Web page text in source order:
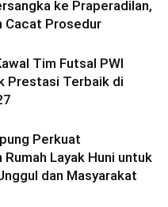
ke Praperadilan,
Cacat Prosedur
Tim Futsal PWI
Prestasi Terbaik di
Perkuat
Rumah Layak Huni untuk
dan Masyarakat